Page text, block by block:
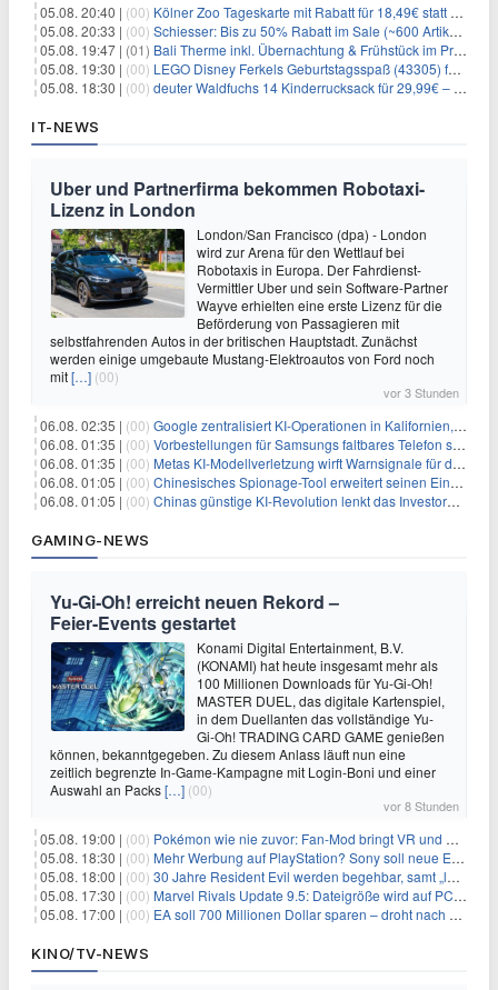
05.08. 20:40 | (00) Kölner Zoo Tageskarte mit Rabatt für 18,49€ statt 29,50€ – einlösbar bis Dezember
05.08. 20:33 | (00) Schiesser: Bis zu 50% Rabatt im Sale (~600 Artikel zur Auswahl)
05.08. 19:47 | (01) Bali Therme inkl. Übernachtung & Frühstück im Premium Hotel (Bad Oeynhausen) ab 89€ p.P.
05.08. 19:30 | (00) LEGO Disney Ferkels Geburtstagsspaß (43305) für 29,10€
05.08. 18:30 | (00) deuter Waldfuchs 14 Kinderrucksack für 29,99€ – Amber-maple
IT-NEWS
Uber und Partnerfirma bekommen Robotaxi-
Lizenz in London
London/San Francisco (dpa) - London
wird zur Arena für den Wettlauf bei
Robotaxis in Europa. Der Fahrdienst-
Vermittler Uber und sein Software-Partner
Wayve erhielten eine erste Lizenz für die
Beförderung von Passagieren mit
selbstfahrenden Autos in der britischen Hauptstadt. Zunächst
werden einige umgebaute Mustang-Elektroautos von Ford noch
mit[…] (00)
vor 3 Stunden
06.08. 02:35 | (00) Google zentralisiert KI-Operationen in Kalifornien, um Rivale Anthropic und OpenAI zu überholen
06.08. 01:35 | (00) Vorbestellungen für Samsungs faltbares Telefon steigen um 30 % in einem wettbewerbsintensiven Markt
06.08. 01:35 | (00) Metas KI-Modellverletzung wirft Warnsignale für die Technologieaufsicht auf
06.08. 01:05 | (00) Chinesisches Spionage-Tool erweitert seinen Einfluss auf 13 Länder und weckt Sicherheitsbedenken
06.08. 01:05 | (00) Chinas günstige KI-Revolution lenkt das Investoreninteresse auf Internet-Riesen
GAMING-NEWS
Yu‑Gi‑Oh! erreicht neuen Rekord –
Feier‑Events gestartet
Konami Digital Entertainment, B.V.
(KONAMI) hat heute insgesamt mehr als
100 Millionen Downloads für Yu-Gi-Oh!
MASTER DUEL, das digitale Kartenspiel,
in dem Duellanten das vollständige Yu-
Gi-Oh! TRADING CARD GAME genießen
können, bekanntgegeben. Zu diesem Anlass läuft nun eine
zeitlich begrenzte In-Game-Kampagne mit Login-Boni und einer
Auswahl an Packs[…] (00)
vor 8 Stunden
05.08. 19:00 | (00) Pokémon wie nie zuvor: Fan-Mod bringt VR und Ego-Perspektive nach Kanto
05.08. 18:30 | (00) Mehr Werbung auf PlayStation? Sony soll neue Einnahmequellen prüfen
05.08. 18:00 | (00) 30 Jahre Resident Evil werden begehbar, samt „lebensgroßem Leon“
05.08. 17:30 | (00) Marvel Rivals Update 9.5: Dateigröße wird auf PC und Konsolen deutlich reduziert
05.08. 17:00 | (00) EA soll 700 Millionen Dollar sparen – droht nach der Übernahme die nächste Entlassungswelle?
KINO/TV-NEWS